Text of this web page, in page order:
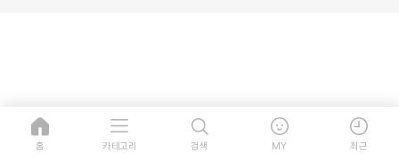
홈 카테고리 검색 MY 최근